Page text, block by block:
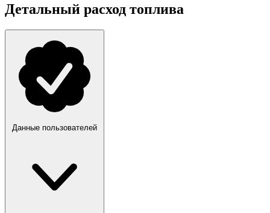
Детальный расход топлива
Данные пользователей